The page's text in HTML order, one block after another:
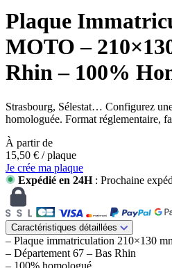
Plaque
MOTO –
Rhin – 100%
Strasbourg, Sélestat… Configurez
homologuée. Format réglementaire,
À partir de
15,50 € / plaque
Je crée ma plaque
Expédié en 24H: Prochaine
Caractéristiques détaillées
– Plaque immatriculation 210×130
– Département 67 – Bas Rhin